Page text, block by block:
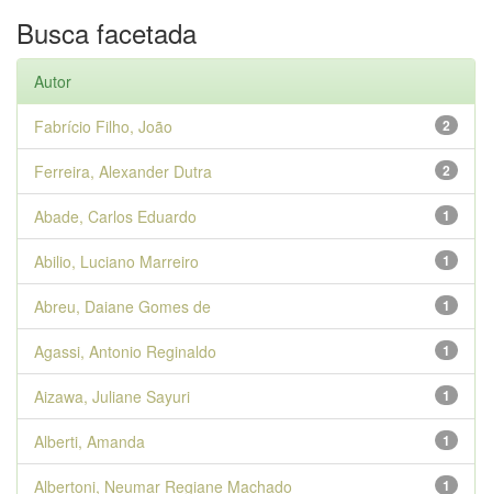
Busca facetada
Autor
2
Fabrício Filho, João
2
Ferreira, Alexander Dutra
1
Abade, Carlos Eduardo
1
Abilio, Luciano Marreiro
1
Abreu, Daiane Gomes de
1
Agassi, Antonio Reginaldo
1
Aizawa, Juliane Sayuri
1
Alberti, Amanda
1
Albertoni, Neumar Regiane Machado